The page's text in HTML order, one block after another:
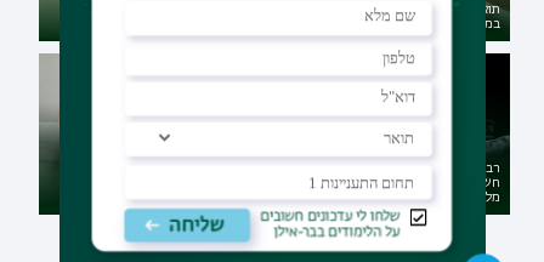
תואר שני בקרימינולוגיה קלינית
במגמת ויקטימולוגיה
רב-תחומי במדעי החברה במגמת
חשבונאות ומימון בסביבת בינה
מלאכותית (.B.A)